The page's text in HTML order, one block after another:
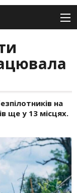
на
ще у 13 місцях.